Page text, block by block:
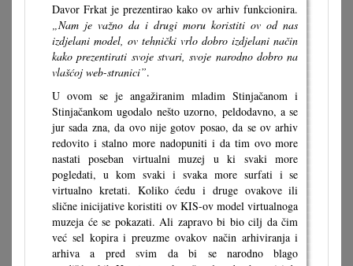
Davor Frkat je prezentirao kako ov arhiv funkcionira.
„Nam je važno da i drugi moru koristiti ov od nas
izdjelani model, ov tehnički vrlo dobro izdjelani način
kako prezentirati svoje stvari, svoje narodno dobro na
vlašćoj web-stranici”.
U ovom se je angažiranim mladim Stinjačanom i
Stinjačankom ugodalo nešto uzorno, peldodavno, a se
jur sada zna, da ovo nije gotov posao, da se ov arhiv
redovito i stalno more nadopuniti i da tim ovo more
nastati poseban virtualni muzej u ki svaki more
pogledati, u kom svaki i svaka more surfati i se
virtualno kretati. Koliko ćedu i druge ovakove ili
slične inicijative koristiti ov KIS-ov model virtualnoga
muzeja će se pokazati. Ali zapravo bi bio cilj da čim
već sel kopira i preuzme ovakov način arhiviranja i
arhiva a pred svim da bi se narodno blago